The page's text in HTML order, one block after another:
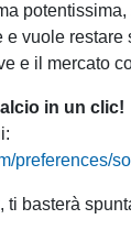
vuole restare
e il mercato
in un clic!
preferences/
ti basterà